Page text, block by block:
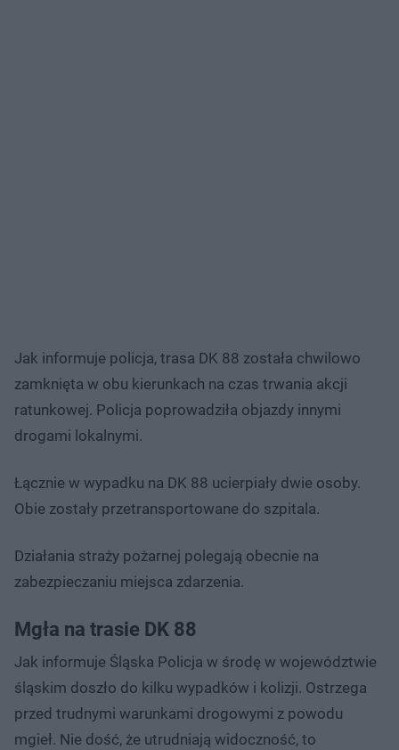
Jak informuje policja, trasa DK 88 została chwilowo
zamknięta w obu kierunkach na czas trwania akcji
ratunkowej. Policja poprowadziła objazdy innymi
drogami lokalnymi.
Łącznie w wypadku na DK 88 ucierpiały dwie osoby.
Obie zostały przetransportowane do szpitala.
Działania straży pożarnej polegają obecnie na
zabezpieczaniu miejsca zdarzenia.
Mgła na trasie DK 88
Jak informuje Śląska Policja w środę w województwie
śląskim doszło do kilku wypadków i kolizji. Ostrzega
przed trudnymi warunkami drogowymi z powodu
mgieł. Nie dość, że utrudniają widoczność, to